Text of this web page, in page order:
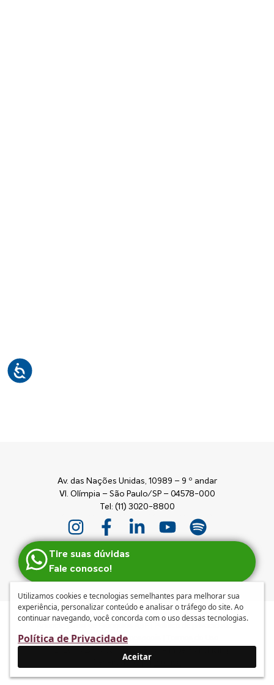
Av. das Nações Unidas, 10989 – 9 º andar
Vl. Olímpia – São Paulo/SP – 04578-000
Tel: (11) 3020-8800
Tire suas dúvidas
Fale conosco!
|Guia de Franquias ABF
Política de privacidade e
tratamento de dados pessoais
Desenvolvido por
Utilizamos cookies e tecnologias semelhantes para melhorar sua
experiência, personalizar conteúdo e analisar o tráfego do site. Ao
continuar navegando, você concorda com o uso dessas tecnologias.
Política de Privacidade
Aceitar